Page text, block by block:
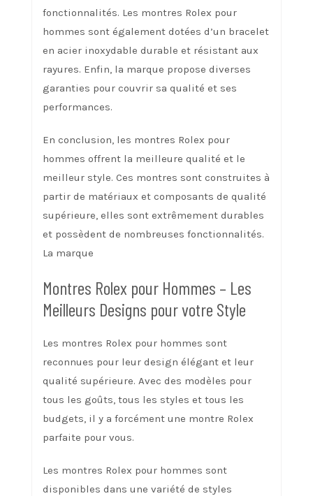
fonctionnalités. Les montres Rolex pour
hommes sont également dotées d’un bracelet
en acier inoxydable durable et résistant aux
rayures. Enfin, la marque propose diverses
garanties pour couvrir sa qualité et ses
performances.
En conclusion, les montres Rolex pour
hommes offrent la meilleure qualité et le
meilleur style. Ces montres sont construites à
partir de matériaux et composants de qualité
supérieure, elles sont extrêmement durables
et possèdent de nombreuses fonctionnalités.
La marque
Montres Rolex pour Hommes – Les
Meilleurs Designs pour votre Style
Les montres Rolex pour hommes sont
reconnues pour leur design élégant et leur
qualité supérieure. Avec des modèles pour
tous les goûts, tous les styles et tous les
budgets, il y a forcément une montre Rolex
parfaite pour vous.
Les montres Rolex pour hommes sont
disponibles dans une variété de styles